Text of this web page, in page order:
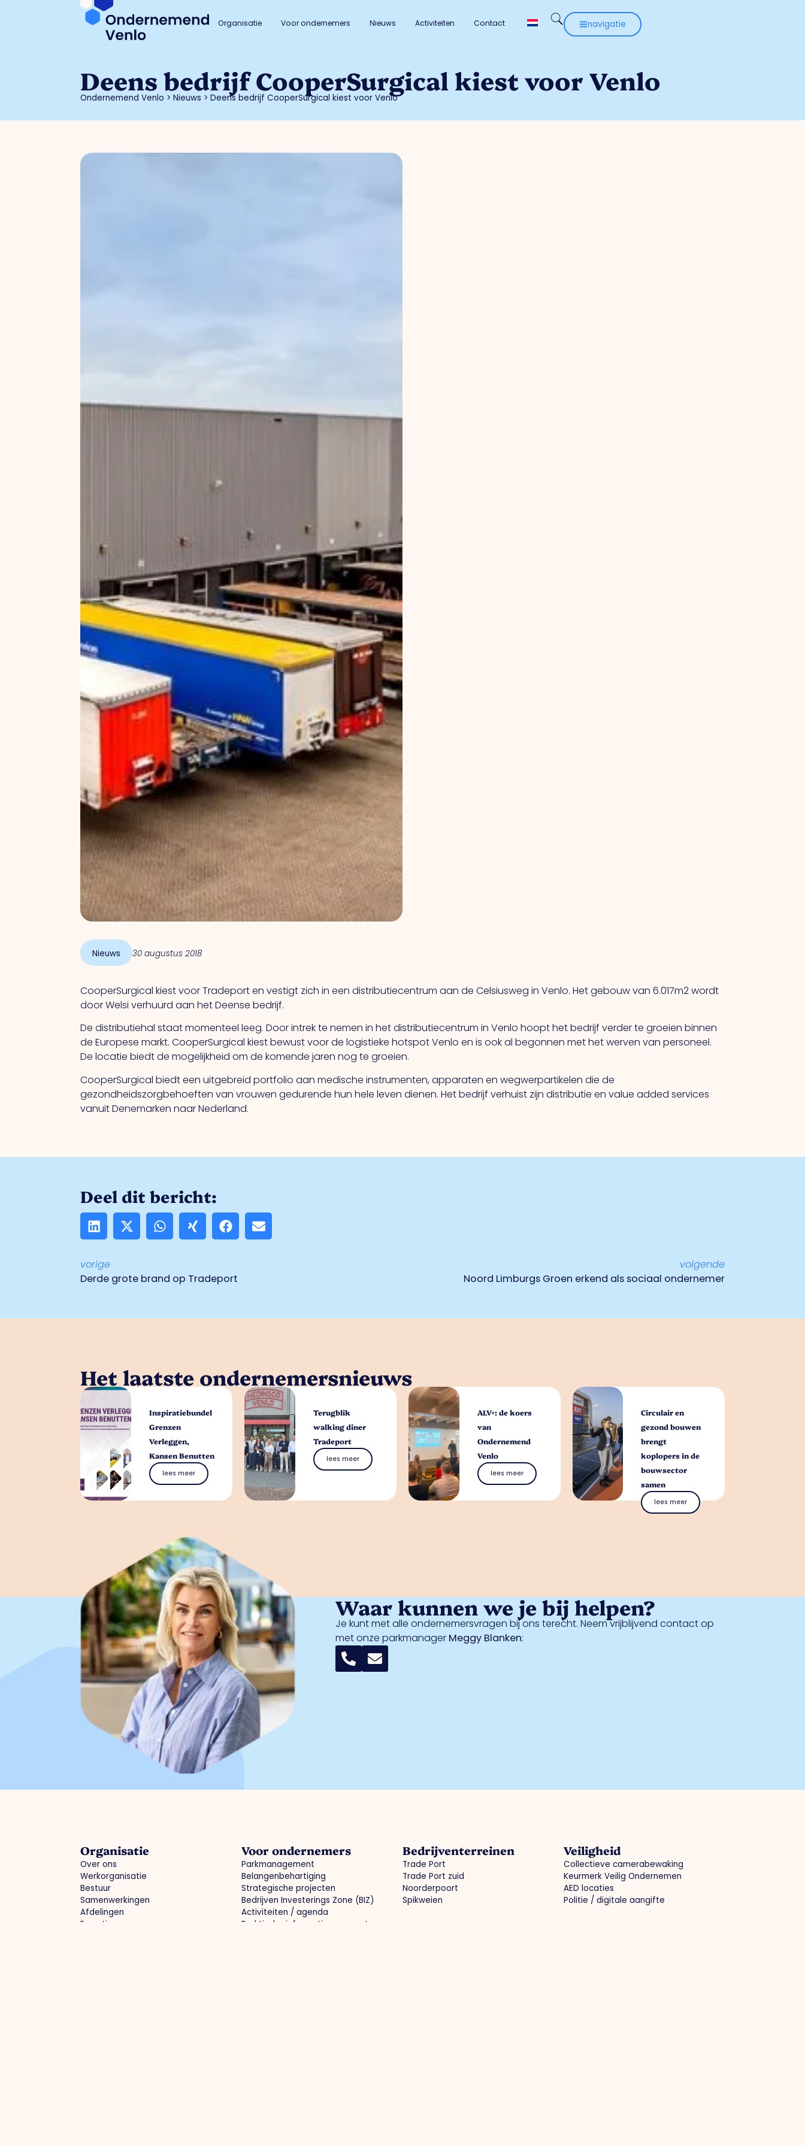
Organisatie Voor ondernemers Nieuws Activiteiten Contact navigatie
Deens bedrijf CooperSurgical kiest voor Venlo
Ondernemend Venlo >Nieuws >Deens bedrijf CooperSurgical kiest voor Venlo
Nieuws 30 augustus 2018
CooperSurgical kiest voor Tradeport en vestigt zich in een distributiecentrum aan de Celsiusweg in Venlo. Het gebouw van 6.017m2 wordt
door Welsi verhuurd aan het Deense bedrijf.
De distributiehal staat momenteel leeg. Door intrek te nemen in het distributiecentrum in Venlo hoopt het bedrijf verder te groeien binnen
de Europese markt. CooperSurgical kiest bewust voor de logistieke hotspot Venlo en is ook al begonnen met het werven van personeel.
De locatie biedt de mogelijkheid om de komende jaren nog te groeien.
CooperSurgical biedt een uitgebreid portfolio aan medische instrumenten, apparaten en wegwerpartikelen die de
gezondheidszorgbehoeften van vrouwen gedurende hun hele leven dienen. Het bedrijf verhuist zijn distributie en value added services
vanuit Denemarken naar Nederland.
Deel dit bericht:
vorige
Derde grote brand op Tradeport
volgende
Noord Limburgs Groen erkend als sociaal ondernemer
Het laatste ondernemersnieuws
Inspiratiebundel
Grenzen
Verleggen,
Kansen Benutten
lees meer
Terugblik
walking diner
Tradeport
lees meer
ALV+: de koers
van
Ondernemend
Venlo
lees meer
Circulair en
gezond bouwen
brengt
koplopers in de
bouwsector
samen
lees meer
Waar kunnen we je bij helpen?
Je kunt met alle ondernemersvragen bij ons terecht. Neem vrijblijvend contact op
met onze parkmanager Meggy Blanken:
Organisatie
Over ons
Werkorganisatie
Bestuur
Samenwerkingen
Afdelingen
Expertisegroepen
Voor ondernemers
Parkmanagement
Belangenbehartiging
Strategische projecten
Bedrijven Investerings Zone (BIZ)
Activiteiten / agenda
Praktische informatie gemeente
Bedrijventerreinen
Trade Port
Trade Port zuid
Noorderpoort
Spikweien
Veiligheid
Collectieve camerabewaking
Keurmerk Veilig Ondernemen
AED locaties
Politie / digitale aangifte